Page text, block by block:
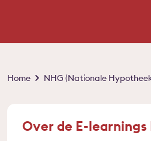
Home NHG (Nationale
Over de E-